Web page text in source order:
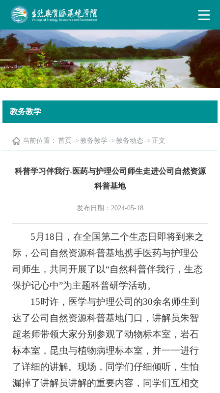
古天乐代言太阳集团·(中国)能源有限公司
教务教学
当前位置： 首页 -> 教务教学 -> 教务动态-> 正文
科普学习伴我行-医药与护理公司师生走进公司自然资源
科普基地
发布日期：2024-05-18
5月18日，在全国第二个生态日即将到来之
际，公司自然资源科普基地携手医药与护理公
司师生，共同开展了以“自然科普伴我行，生态
保护记心中”为主题科普研学活动。
15时许，医学与护理公司的30余名师生到
达了公司自然资源科普基地门口，讲解员朱智
超老师带领大家分别参观了动物标本室，岩石
标本室，昆虫与植物病理标本室，并一一进行
了详细的讲解。现场，同学们仔细倾听，生怕
漏掉了讲解员讲解的重要内容，同学们互相交